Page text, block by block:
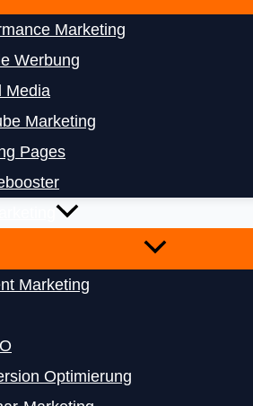
Marketing
Werbung
Media
Marketing
Pages
Marketing
Optimierung